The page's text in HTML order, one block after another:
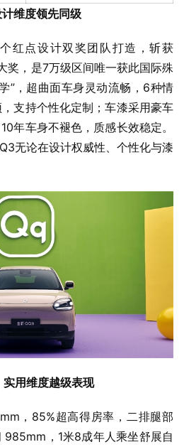
维度领先同级
红点设计双奖团队打造，斩获
奖，是7万级区间唯一获此国际殊
”，超曲面车身灵动流畅，6种情
支持个性化定制；车漆采用豪车
年车身不褪色，质感长效稳定。
无论在设计权威性、个性化与漆
用维度越级表现
，85%超高得房率，二排腿部
，1米8成年人乘坐舒展自